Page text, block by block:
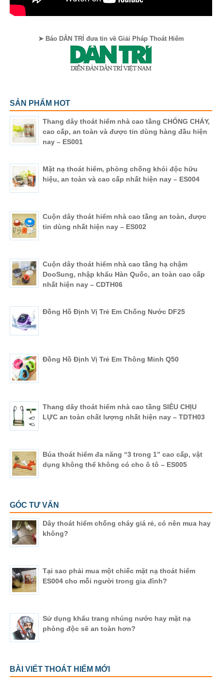
➤ Báo DÂN TRÍ đưa tin về Giải Pháp Thoát Hiểm
SẢN PHẨM HOT
Thang dây thoát hiểm nhà cao tầng CHỐNG CHÁY,
cao cấp, an toàn và được tin dùng hàng đầu hiện
nay – ES001
Mặt nạ thoát hiểm, phòng chống khói độc hữu
hiệu, an toàn và cao cấp nhất hiện nay – ES004
Cuộn dây thoát hiểm nhà cao tầng an toàn, được
tin dùng nhất hiện nay – ES002
Cuộn dây thoát hiểm nhà cao tầng hạ chậm
DooSung, nhập khẩu Hàn Quốc, an toàn cao cấp
nhất hiện nay – CDTH06
Đồng Hồ Định Vị Trẻ Em Chống Nước DF25
Đồng Hồ Định Vị Trẻ Em Thông Minh Q50
Thang dây thoát hiểm nhà cao tầng SIÊU CHỊU
LỰC an toàn chất lượng nhất hiện nay – TDTH03
Búa thoát hiểm đa năng “3 trong 1” cao cấp, vật
dụng không thể không có cho ô tô – ES005
GÓC TƯ VẤN
Dây thoát hiểm chống cháy giá rẻ, có nên mua hay
không?
Tại sao phải mua một chiếc mặt nạ thoát hiểm
ES004 cho mỗi người trong gia đình?
Sử dụng khẩu trang nhúng nước hay mặt nạ
phòng độc sẽ an toàn hơn?
BÀI VIẾT THOÁT HIỂM MỚI